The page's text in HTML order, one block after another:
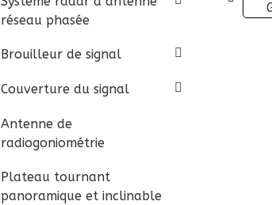
réseau phasée
Brouilleur de signal
Couverture du signal
Antenne de
radiogoniométrie
Plateau tournant
panoramique et inclinable